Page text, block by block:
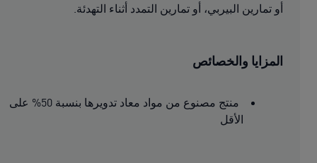
أو تمارين البيربي، أو تمارين التمدد أثناء التهدئة.
المزايا والخصائص
منتج مصنوع من مواد معاد تدويرها بنسبة 50% على
الأقل